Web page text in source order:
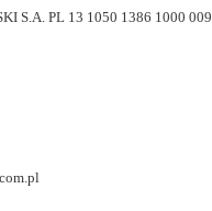
S.A. PL 13 1050 1386 1000